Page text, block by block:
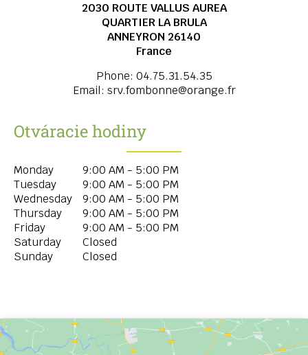
2030 ROUTE VALLUS AUREA
QUARTIER LA BRULA
ANNEYRON 26140
France
Phone: 04.75.31.54.35
Email: srv.fombonne@orange.fr
Otváracie hodiny
Monday
9:00 AM - 5:00 PM
Tuesday
9:00 AM - 5:00 PM
Wednesday
9:00 AM - 5:00 PM
Thursday
9:00 AM - 5:00 PM
Friday
9:00 AM - 5:00 PM
Saturday
Closed
Sunday
Closed